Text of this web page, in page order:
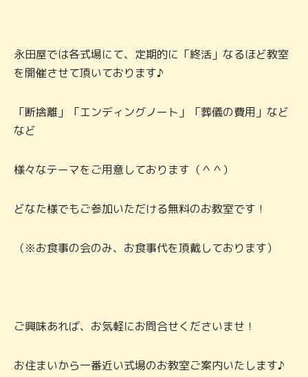
永田屋では各式場にて、定期的に「終活」なるほど教室
を開催させて頂いております♪
「断捨離」「エンディングノート」「葬儀の費用」など
など
様々なテーマをご用意しております（＾＾）
どなた様でもご参加いただける無料のお教室です！
（※お食事の会のみ、お食事代を頂戴しております）
ご興味あれば、お気軽にお問合せくださいませ！
お住まいから一番近い式場のお教室ご案内いたします♪